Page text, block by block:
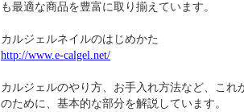
も最適な商品を豊富に取り揃えています。
カルジェルネイルのはじめかた
http://www.e-calgel.net/
カルジェルのやり方、お手入れ方法など、これ
のために、基本的な部分を解説しています。